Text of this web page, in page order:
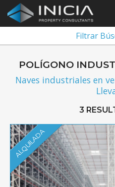
Filtrar
POLÍGONO
Naves industriales en
3
ALQUILADA